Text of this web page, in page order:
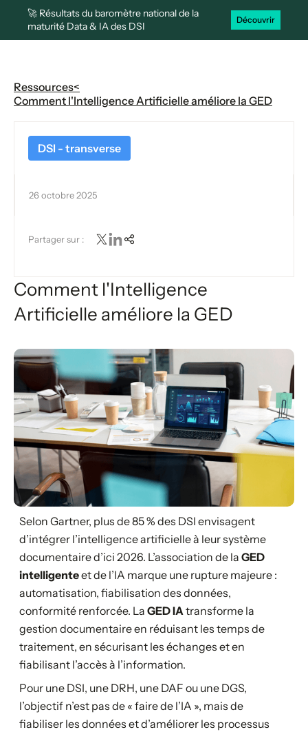
🚀 Résultats du baromètre national de la
maturité Data & IA des DSI
Découvrir
Ressources<
Comment l'Intelligence Artificielle améliore la GED
DSI - transverse
26 octobre 2025
Partager sur :
Comment l'Intelligence
Artificielle améliore la GED
Selon Gartner, plus de 85 % des DSI envisagent
d’intégrer l’intelligence artificielle à leur système
documentaire d’ici 2026. L’association de la GED
intelligenteet de l’IA marque une rupture majeure :
automatisation, fiabilisation des données,
conformité renforcée. La GED IAtransforme la
gestion documentaire en réduisant les temps de
traitement, en sécurisant les échanges et en
fiabilisant l’accès à l’information.
Pour une DSI, une DRH, une DAF ou une DGS,
l’objectif n’est pas de « faire de l’IA », mais de
fiabiliser les données et d’améliorer les processus